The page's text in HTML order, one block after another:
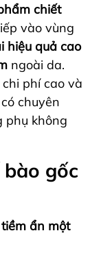
chiết
vào vùng
hiệu quả cao
ngoài da.
phí cao và
chuyên
phụ không
gốc
ẩn một